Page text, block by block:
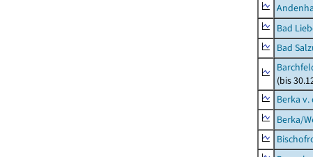
Bad
Bad
(bis
Berka v.
Berka/